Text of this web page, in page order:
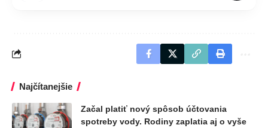
Najčítanejšie
Začal platiť nový spôsob účtovania
spotreby vody. Rodiny zaplatia aj o vyše